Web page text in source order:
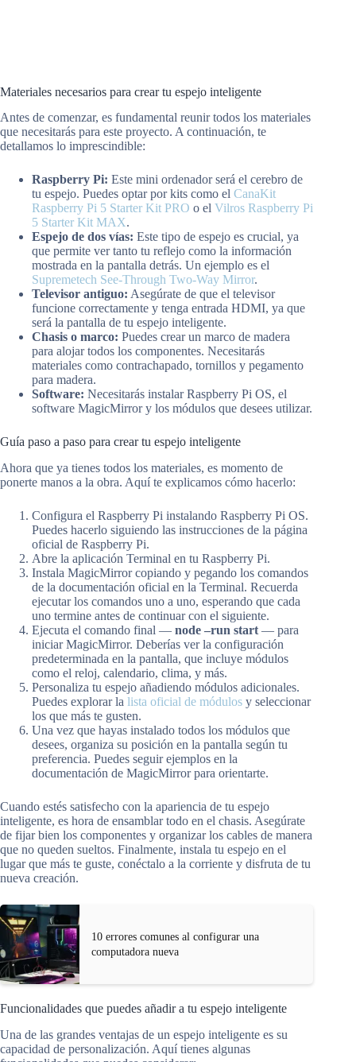
Materiales necesarios para crear tu espejo inteligente
Antes de comenzar, es fundamental reunir todos los materiales
que necesitarás para este proyecto. A continuación, te
detallamos lo imprescindible:
Raspberry Pi: Este mini ordenador será el cerebro de
tu espejo. Puedes optar por kits como el CanaKit
Raspberry Pi 5 Starter Kit PRO o el Vilros Raspberry Pi
5 Starter Kit MAX.
Espejo de dos vías: Este tipo de espejo es crucial, ya
que permite ver tanto tu reflejo como la información
mostrada en la pantalla detrás. Un ejemplo es el
Supremetech See-Through Two-Way Mirror.
Televisor antiguo: Asegúrate de que el televisor
funcione correctamente y tenga entrada HDMI, ya que
será la pantalla de tu espejo inteligente.
Chasis o marco: Puedes crear un marco de madera
para alojar todos los componentes. Necesitarás
materiales como contrachapado, tornillos y pegamento
para madera.
Software: Necesitarás instalar Raspberry Pi OS, el
software MagicMirror y los módulos que desees utilizar.
Guía paso a paso para crear tu espejo inteligente
Ahora que ya tienes todos los materiales, es momento de
ponerte manos a la obra. Aquí te explicamos cómo hacerlo:
Configura el Raspberry Pi instalando Raspberry Pi OS.
Puedes hacerlo siguiendo las instrucciones de la página
oficial de Raspberry Pi.
Abre la aplicación Terminal en tu Raspberry Pi.
Instala MagicMirror copiando y pegando los comandos
de la documentación oficial en la Terminal. Recuerda
ejecutar los comandos uno a uno, esperando que cada
uno termine antes de continuar con el siguiente.
Ejecuta el comando final — node –run start — para
iniciar MagicMirror. Deberías ver la configuración
predeterminada en la pantalla, que incluye módulos
como el reloj, calendario, clima, y más.
Personaliza tu espejo añadiendo módulos adicionales.
Puedes explorar la lista oficial de módulos y seleccionar
los que más te gusten.
Una vez que hayas instalado todos los módulos que
desees, organiza su posición en la pantalla según tu
preferencia. Puedes seguir ejemplos en la
documentación de MagicMirror para orientarte.
Cuando estés satisfecho con la apariencia de tu espejo
inteligente, es hora de ensamblar todo en el chasis. Asegúrate
de fijar bien los componentes y organizar los cables de manera
que no queden sueltos. Finalmente, instala tu espejo en el
lugar que más te guste, conéctalo a la corriente y disfruta de tu
nueva creación.
10 errores comunes al configurar una
computadora nueva
Funcionalidades que puedes añadir a tu espejo inteligente
Una de las grandes ventajas de un espejo inteligente es su
capacidad de personalización. Aquí tienes algunas